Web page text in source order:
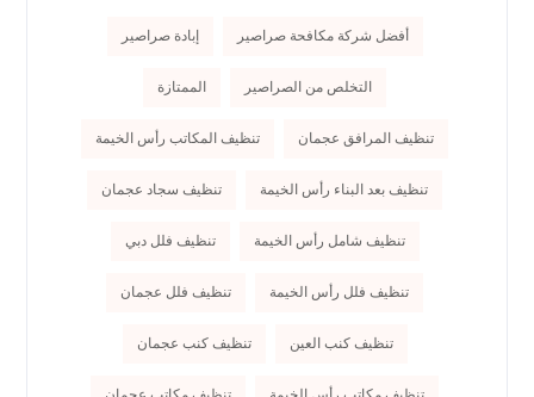
أفضل شركة مكافحة صراصير إبادة صراصير
التخلص من الصراصير الممتازة
تنظيف المرافق عجمان تنظيف المكاتب رأس الخيمة
تنظيف بعد البناء رأس الخيمة تنظيف سجاد عجمان
تنظيف شامل رأس الخيمة تنظيف فلل دبي
تنظيف فلل رأس الخيمة تنظيف فلل عجمان
تنظيف كنب العين تنظيف كنب عجمان